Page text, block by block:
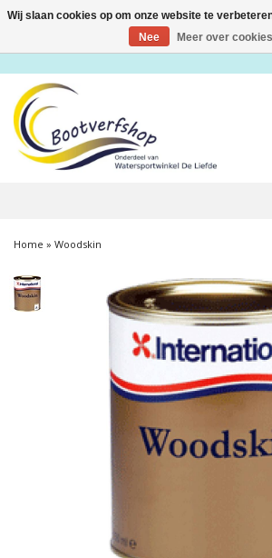
Toggle
Home » Woodskin
Wij slaan cookies op om onze website te
Nee
Meer over